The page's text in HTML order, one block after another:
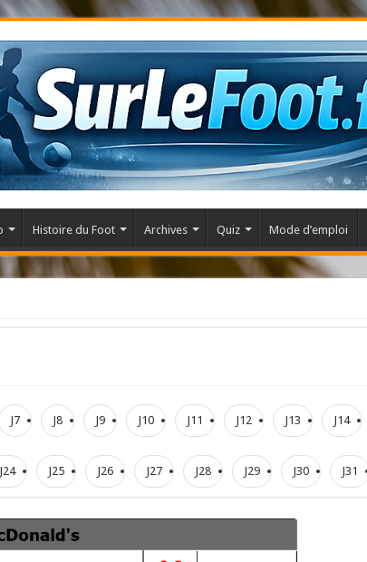
Histoire du Foot Archives Quiz Mode d’emploi
J7 J8 J9 J10 J11 J12 J13 J14
J24 J25 J26 J27 J28 J29 J30 J31